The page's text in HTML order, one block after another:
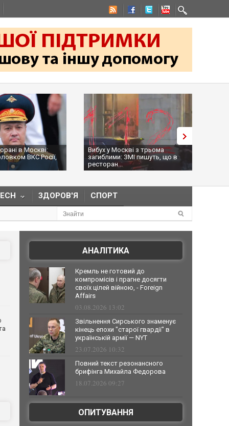
Росії,
Вибух у Москві з трьома
загиблими: ЗМІ пишуть, що в
ресторан...
На командира
намагалися...
ЗДОРОВ'Я СПОРТ
АНАЛІТИКА
Кремль не готовий до
компромісів і прагне досягти
своїх цілей війною, - Foreign
Affairs
03.08.2026 13:02
Звільнення Сирського знаменує
кінець епохи "старої гвардії" в
українській армії — NYT
23.07.2026 10:32
Повний текст резонансного
брифінга Михайла Федорова
18.07.2026 09:27
ОПИТУВАННЯ